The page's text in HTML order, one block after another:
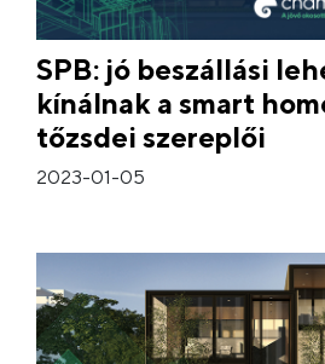
SPB: jó beszállási
kínálnak a smart
tőzsdei szereplői
2023-01-05